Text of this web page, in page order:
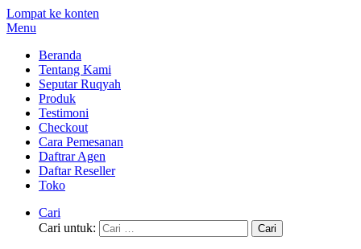
Lompat ke konten
Menu
Beranda
Tentang Kami
Seputar Ruqyah
Produk
Testimoni
Checkout
Cara Pemesanan
Daftrar Agen
Daftar Reseller
Toko
Cari
Cari untuk: